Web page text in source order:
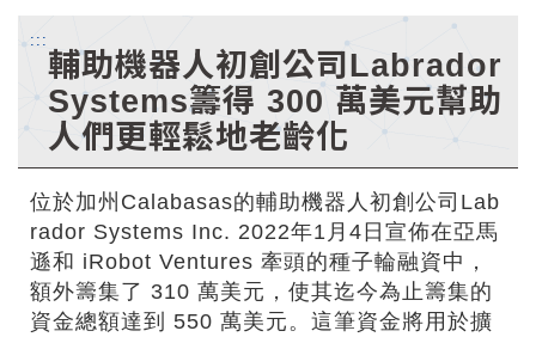
:::
輔助機器人初創公司Labrador
Systems籌得 300 萬美元幫助
人們更輕鬆地老齡化
位於加州Calabasas的輔助機器人初創公司Lab
rador Systems Inc. 2022年1月4日宣佈在亞馬
遜和 iRobot Ventures 牽頭的種子輪融資中，
額外籌集了 310 萬美元，使其迄今為止籌集的
資金總額達到 550 萬美元。這筆資金將用於擴